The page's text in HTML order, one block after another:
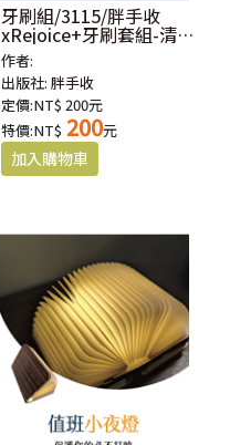
牙刷組/3115/胖手收
xRejoice+牙刷套組-清潔
的心
作者:
出版社:胖手收
定價:NT$ 200元
特價:NT$ 200元